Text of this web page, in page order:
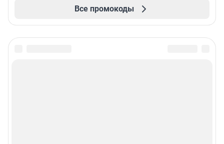
Все промокоды